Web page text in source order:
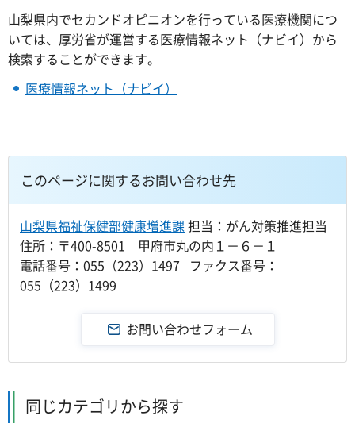
山梨県内でセカンドオピニオンを行っている医療機関につ
いては、厚労省が運営する医療情報ネット（ナビイ）から
検索することができます。
医療情報ネット（ナビイ）
このページに関するお問い合わせ先
山梨県福祉保健部健康増進課 担当：がん対策推進担当
住所：〒400-8501 甲府市丸の内１－６－１
電話番号：055（223）1497 ファクス番号：
055（223）1499
同じカテゴリから探す